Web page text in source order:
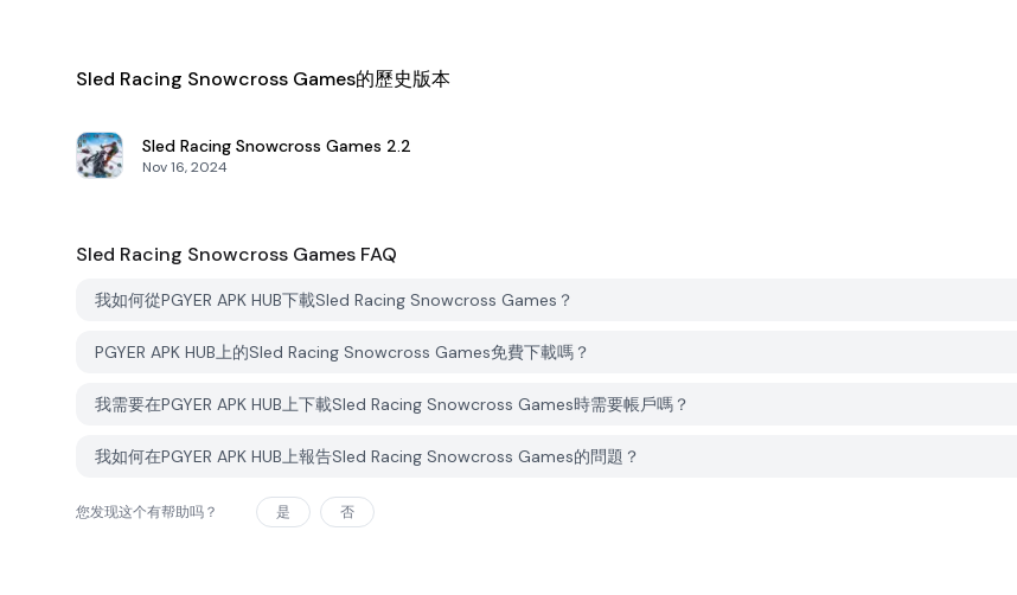
Sled Racing Snowcross Games的歷史版本
Sled Racing Snowcross Games 2.2
Nov 16, 2024
Sled Racing Snowcross Games FAQ
我如何從PGYER APK HUB下載Sled Racing Snowcross Games？
PGYER APK HUB上的Sled Racing Snowcross Games免費下載嗎？
我需要在PGYER APK HUB上下載Sled Racing Snowcross Games時需要帳戶嗎？
我如何在PGYER APK HUB上報告Sled Racing Snowcross Games的問題？
您发现这个有帮助吗？ 是 否